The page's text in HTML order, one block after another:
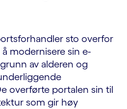
sto overfor
modernisere sin e-
av alderen og
overførte portalen sin til
som gir høy